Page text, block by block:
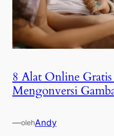
8 Alat Online
Mengonversi
—olehAndy